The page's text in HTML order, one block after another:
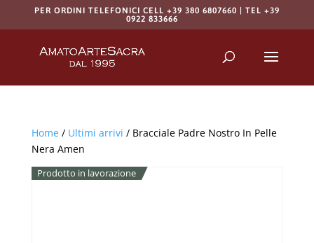
PER ORDINI TELEFONICI CELL +39 380 6807660 | TEL +39
0922 833666
Home/ Ultimi arrivi / Bracciale Padre Nostro In Pelle
Nera Amen
Prodotto in lavorazione